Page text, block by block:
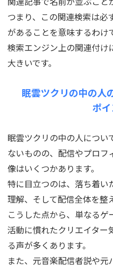
つまり、この関連検索は必
があることを意味するわ
検索エンジン上の関連付け
大きいです。
眠雲ツクリの中の人
ポ
眠雲ツクリの中の人につい
ないものの、配信やプロ
像はいくつかあります。
特に目立つのは、落ち着い
理解、そして配信全体を整
こうした点から、単なる
活動に慣れたクリエイター
る声が多くあります。
また、元音楽配信者説や